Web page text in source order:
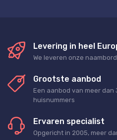
Levering in heel
We leveren onze
Grootste aanbod
Een aanbod van meer dan
huisnummers
Ervaren specialist
Opgericht in 2005, meer